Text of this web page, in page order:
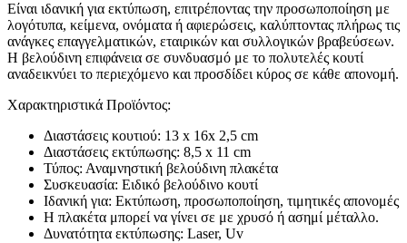
Είναι ιδανική για εκτύπωση, επιτρέποντας την προσωποποίηση με
λογότυπα, κείμενα, ονόματα ή αφιερώσεις, καλύπτοντας πλήρως τις
ανάγκες επαγγελματικών, εταιρικών και συλλογικών βραβεύσεων.
Η βελούδινη επιφάνεια σε συνδυασμό με το πολυτελές κουτί
αναδεικνύει το περιεχόμενο και προσδίδει κύρος σε κάθε απονομή.
Χαρακτηριστικά Προϊόντος:
Διαστάσεις κουτιού: 13 x 16x 2,5 cm
Διαστάσεις εκτύπωσης: 8,5 x 11 cm
Τύπος: Αναμνηστική βελούδινη πλακέτα
Συσκευασία: Ειδικό βελούδινο κουτί
Ιδανική για: Εκτύπωση, προσωποποίηση, τιμητικές απονομές
Η πλακέτα μπορεί να γίνει σε με χρυσό ή ασημί μέταλλο.
Δυνατότητα εκτύπωσης: Laser, Uv